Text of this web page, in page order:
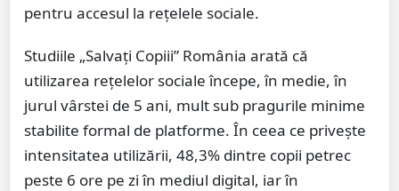
pentru accesul la rețelele sociale.
Studiile „Salvați Copiii” România arată că
utilizarea rețelelor sociale începe, în medie, în
jurul vârstei de 5 ani, mult sub pragurile minime
stabilite formal de platforme. În ceea ce privește
intensitatea utilizării, 48,3% dintre copii petrec
peste 6 ore pe zi în mediul digital, iar în